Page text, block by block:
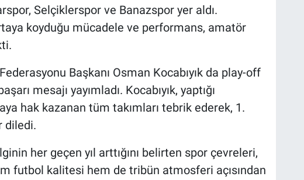
Selçiklerspor ve Banazspor yer aldı.
koyduğu mücadele ve performans, amatör
Başkanı Osman Kocabıyık da play-off
mesajı yayımladı. Kocabıyık, yaptığı
hak kazanan tüm takımları tebrik ederek, 1.
diledi.
her geçen yıl arttığını belirten spor çevreleri,
futbol kalitesi hem de tribün atmosferi açısından